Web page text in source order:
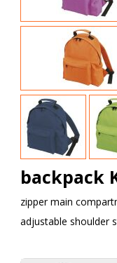
backpack
zipper main
adjustable shoulder